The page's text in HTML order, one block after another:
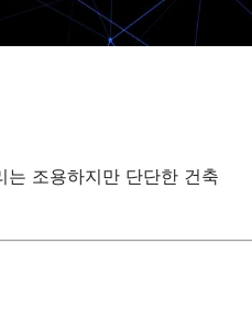
조용하지만 단단한 건축